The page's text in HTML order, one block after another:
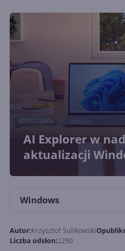
AI Explorer w
aktualizacji
Windows
Autor:Krzysztof Sulikowski
Liczba odsłon:2290